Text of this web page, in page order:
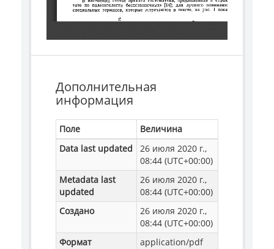
Дополнительная
информация
Поле
Величина
Data last updated
26 июля 2020 г.,
08:44 (UTC+00:00)
Metadata last
updated
26 июля 2020 г.,
08:44 (UTC+00:00)
Создано
26 июля 2020 г.,
08:44 (UTC+00:00)
Формат
application/pdf